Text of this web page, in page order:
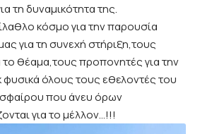
τη δυναμικότητα της.
κόσμο για την παρουσία
για τη συνεχή στήριξη,τους
θέαμα,τους προπονητές για την
όλους τους εθελοντές του
που άνευ όρων
για το μέλλον…!!!